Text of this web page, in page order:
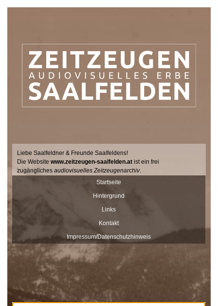
Liebe Saalfeldner & Freunde Saalfeldens!
Die Websitewww.zeitzeugen-saalfelden.at ist ein frei
zugänglichesaudiovisuelles Zeitzeugenarchiv.
Seit 2017 sucht der Filmemacher Thomas Junker gemeinsam mit
Stadtgemeinde Saalfelden Zeitzeugen auf hält ihre Geschichten
und Erinnerungen mit der Videokamera fest.
Diese Interviews werden Stück für Stück auf dieser Seite
Zeitzeugen durchsuchbar.
Unterstützt werden die Dreharbeiten und das Onlineportale vom
Museum Schloss Ritzen und der
LEADER
Europäischen Union. Mit dieser Sammlung von
Zeitzeugeninterviews wird das kulturelle und gesellschaftliche Erbe
Saalfeldens lebendig gehalten, sprich die Geschichte Saalfeldens.
Wir bedanken uns bei allen Beteiligten, die zur Umsetzung dieses
Projektes beigetragen haben!
Startseite
Hintergrund
Links
Kontakt
Impressum/Datenschutzhinweis